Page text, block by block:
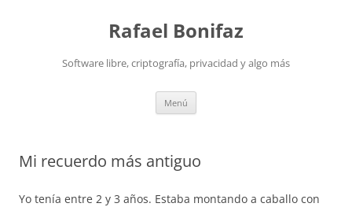
Rafael Bonifaz
Software libre, criptografía, privacidad y algo más
Menú
Mi recuerdo más antiguo
Yo tenía entre 2 y 3 años. Estaba montando a caballo con